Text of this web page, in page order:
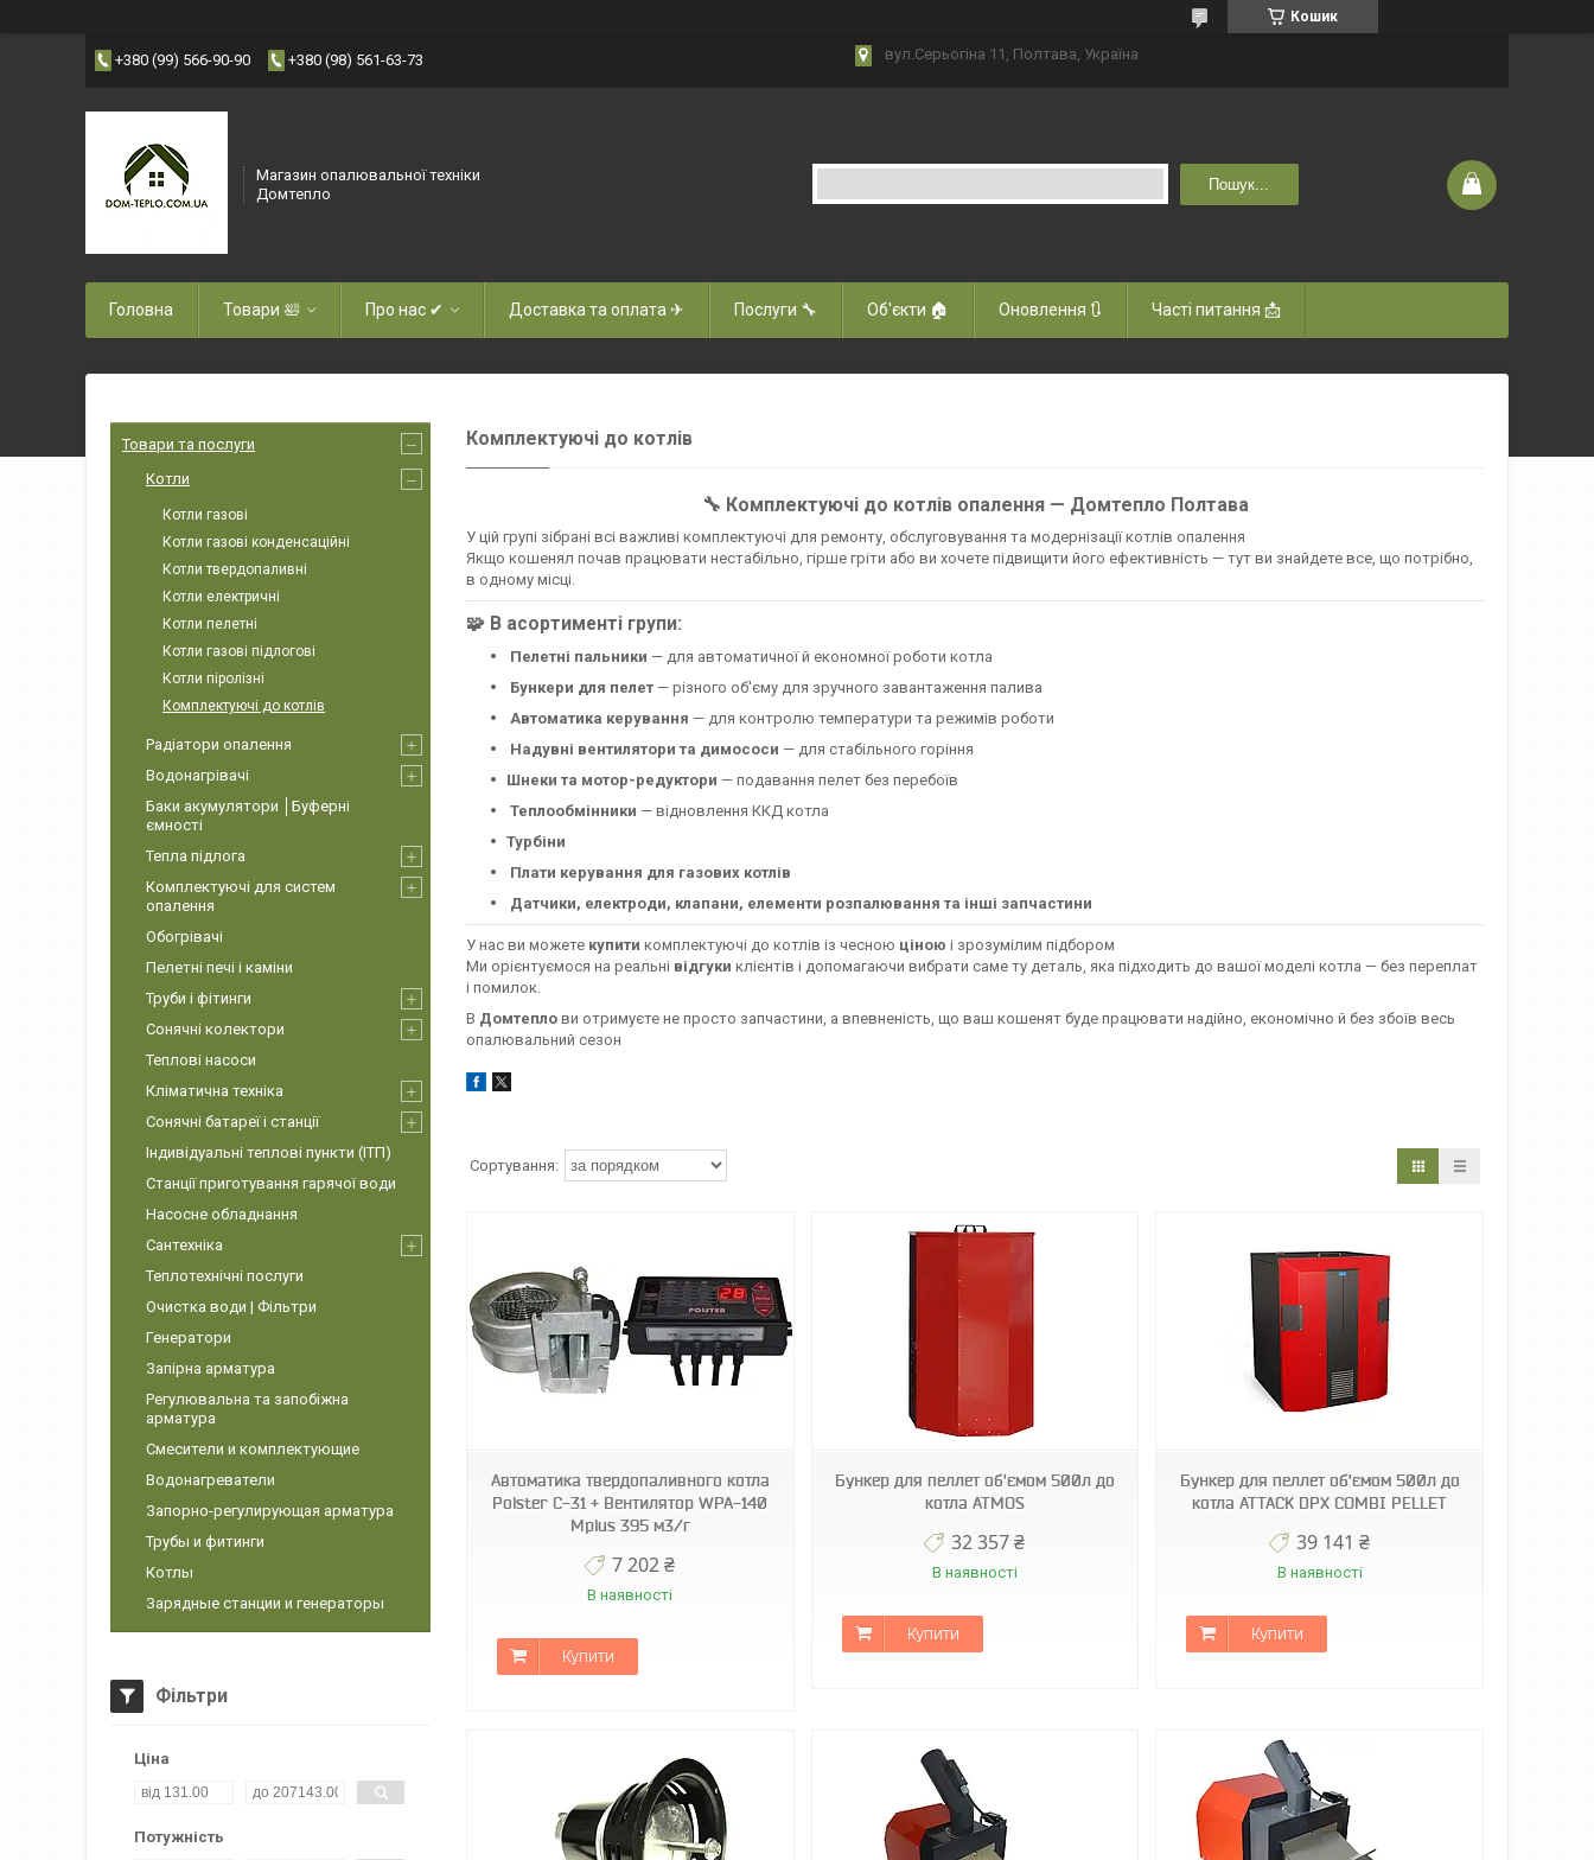
Кошик
+380 (99) 566-90-90 +380 (98) 561-63-73 вул.Серьогіна 11, Полтава, Україна
Магазин опалювальної техніки
Домтепло
Пошук...
Головна Товари 🛀 Про нас ✔ Доставка та оплата ✈ Послуги 🔧 Об'єкти 🏠 Оновлення 🔃 Часті питання 📩
Комплектуючі до котлів
🔧 Комплектуючі до котлів опалення — Домтепло Полтава
У цій групі зібрані всі важливі комплектуючі для ремонту, обслуговування та модернізації котлів опалення
Якщо кошенял почав працювати нестабільно, гірше гріти або ви хочете підвищити його ефективність — тут ви знайдете все, що потрібно,
в одному місці.
🧩 В асортименті групи:
Пелетні пальники — для автоматичної й економної роботи котла
Бункери для пелет — різного об'єму для зручного завантаження палива
Автоматика керування — для контролю температури та режимів роботи
Надувні вентилятори та димососи — для стабільного горіння
Шнеки та мотор-редуктори — подавання пелет без перебоїв
Теплообмінники — відновлення ККД котла
Турбіни
Плати керування для газових котлів
Датчики, електроди, клапани, елементи розпалювання та інші запчастини
У нас ви можете купити комплектуючі до котлів із чесною ціною і зрозумілим підбором
Ми орієнтуємося на реальні відгуки клієнтів і допомагаючи вибрати саме ту деталь, яка підходить до вашої моделі котла — без переплат
і помилок.
В Домтепло ви отримуєте не просто запчастини, а впевненість, що ваш кошенят буде працювати надійно, економічно й без збоїв весь
опалювальний сезон
Автоматика твердопаливного котла
Polster C-31 + Вентилятор WPA-140
Мplus 395 м3/г
7 202 ₴
В наявності
Купити
Бункер для пеллет об'ємом 500л до
котла ATMOS
32 357 ₴
В наявності
Купити
Бункер для пеллет об'ємом 500л до
котла ATTACK DPX COMBI PELLET
39 141 ₴
В наявності
Купити
Товари та послуги
Котли
Котли газові
Котли газові конденсаційні
Котли твердопаливні
Котли електричні
Котли пелетні
Котли газові підлогові
Котли піролізні
Комплектуючі до котлів
Радіатори опалення
Водонагрівачі
Баки акумулятори │Буферні
ємності
Тепла підлога
Комплектуючі для систем
опалення
Обогрівачі
Пелетні печі і каміни
Труби і фітинги
Сонячні колектори
Теплові насоси
Кліматична техніка
Сонячні батареї і станції
Індивідуальні теплові пункти (ІТП)
Станції приготування гарячої води
Насосне обладнання
Сантехніка
Теплотехнічні послуги
Очистка води | Фільтри
Генератори
Запірна арматура
Регулювальна та запобіжна
арматура
Смесители и комплектующие
Водонагреватели
Запорно-регулирующая арматура
Трубы и фитинги
Котлы
Зарядные станции и генераторы
Фільтри
Ціна
Потужність